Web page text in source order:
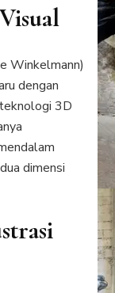
Winkelmann)
dengan
3D
dimensi